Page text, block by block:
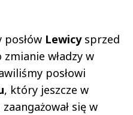
posłów Lewicysprzed
władzy w
posłowi
, który jeszcze w
się w